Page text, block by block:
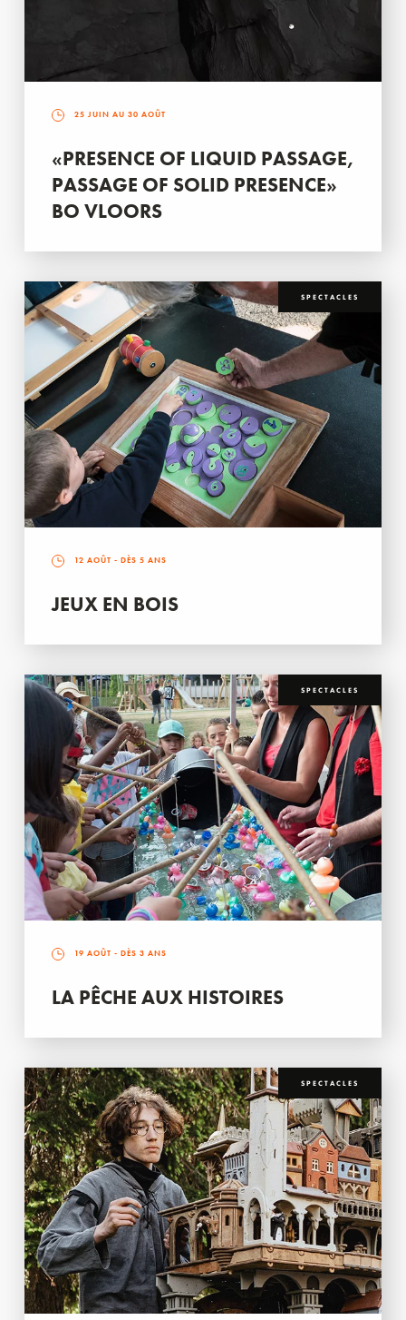
25 JUIN AU 30 AOÛT
«PRESENCE OF LIQUID PASSAGE,
PASSAGE OF SOLID PRESENCE»
BO VLOORS
SPECTACLES
12 AOÛT - DÈS 5 ANS
JEUX EN BOIS
SPECTACLES
19 AOÛT - DÈS 3 ANS
LA PÊCHE AUX HISTOIRES
SPECTACLES